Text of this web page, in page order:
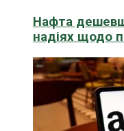
Нафта
надіях щодо